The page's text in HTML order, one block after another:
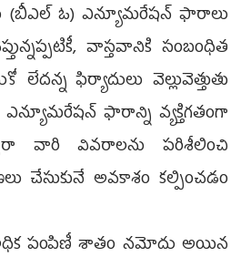
(బీఎల్ ఓ) ఎన్యూమరేషన్ ఫారాలు
వాస్తవానికి సంబంధిత
లేదన్న ఫిర్యాదులు వెల్లువెత్తుతు
ఫారాన్ని వ్యక్తిగతంగా
వారి వివరాలను పరిశీలించి
చేసుకునే అవకాశం కల్పించడం
పంపిణీ శాతం నమోదు అయిన